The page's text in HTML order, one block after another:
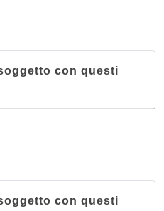
con questi
con questi